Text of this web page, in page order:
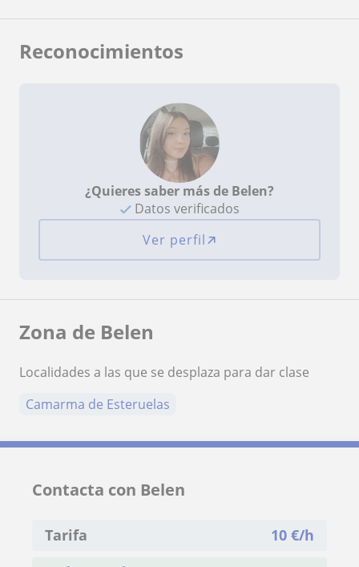
Reconocimientos
¿Quieres saber más de Belen?
Datos verificados
Ver perfil
Zona de Belen
Localidades a las que se desplaza para dar clase
Camarma de Esteruelas
Contacta con Belen
Tarifa 10 €/h